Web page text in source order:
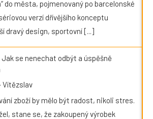
do města, pojmenovaný po barcelonské
verzí dřívějšího konceptu
dravý design, sportovní[...]
se nenechat odbýt a úspěšně
Vítězslav
zboží by mělo být radost, nikoli stres.
stane se, že zakoupený výrobek